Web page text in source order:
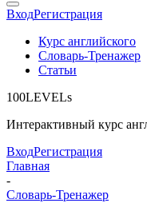
ВходРегистрация
Курс английского
Словарь-Тренажер
Статьи
100LEVELs
Интерактивный курс
ВходРегистрация
Главная
-
Словарь-Тренажер